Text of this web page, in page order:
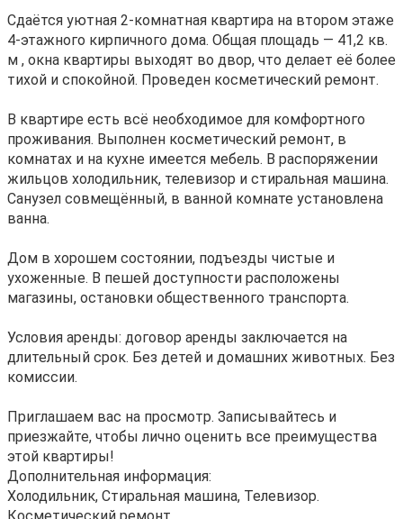
Сдаётся уютная 2-комнатная квартира на втором этаже
4-этажного кирпичного дома. Общая площадь — 41,2 кв.
м , окна квартиры выходят во двор, что делает её более
тихой и спокойной. Проведен косметический ремонт.
В квартире есть всё необходимое для комфортного
проживания. Выполнен косметический ремонт, в
комнатах и на кухне имеется мебель. В распоряжении
жильцов холодильник, телевизор и стиральная машина.
Санузел совмещённый, в ванной комнате установлена
ванна.
Дом в хорошем состоянии, подъезды чистые и
ухоженные. В пешей доступности расположены
магазины, остановки общественного транспорта.
Условия аренды: договор аренды заключается на
длительный срок. Без детей и домашних животных. Без
комиссии.
Приглашаем вас на просмотр. Записывайтесь и
приезжайте, чтобы лично оценить все преимущества
этой квартиры!
Дополнительная информация:
Холодильник, Стиральная машина, Телевизор.